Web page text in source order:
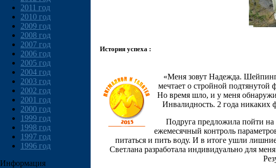
2011 год
2010 год
2009 год
2008 год
2007 год
2006 год
2005 год
2004 год
2003 год
2002 год
2001 год
2000 год
1999 год
1998 год
1997 год
1996 год
Информация
История успеха :
«Меня зовут Надежда.
мечтает о стройной
Но время шло, и у меня
Инвалидность. 2 года никаких
Подруга предложила пойти
ежемесячный контроль
питаться и пить воду. И в итоге ушли
Светлана разработала индивидуально для